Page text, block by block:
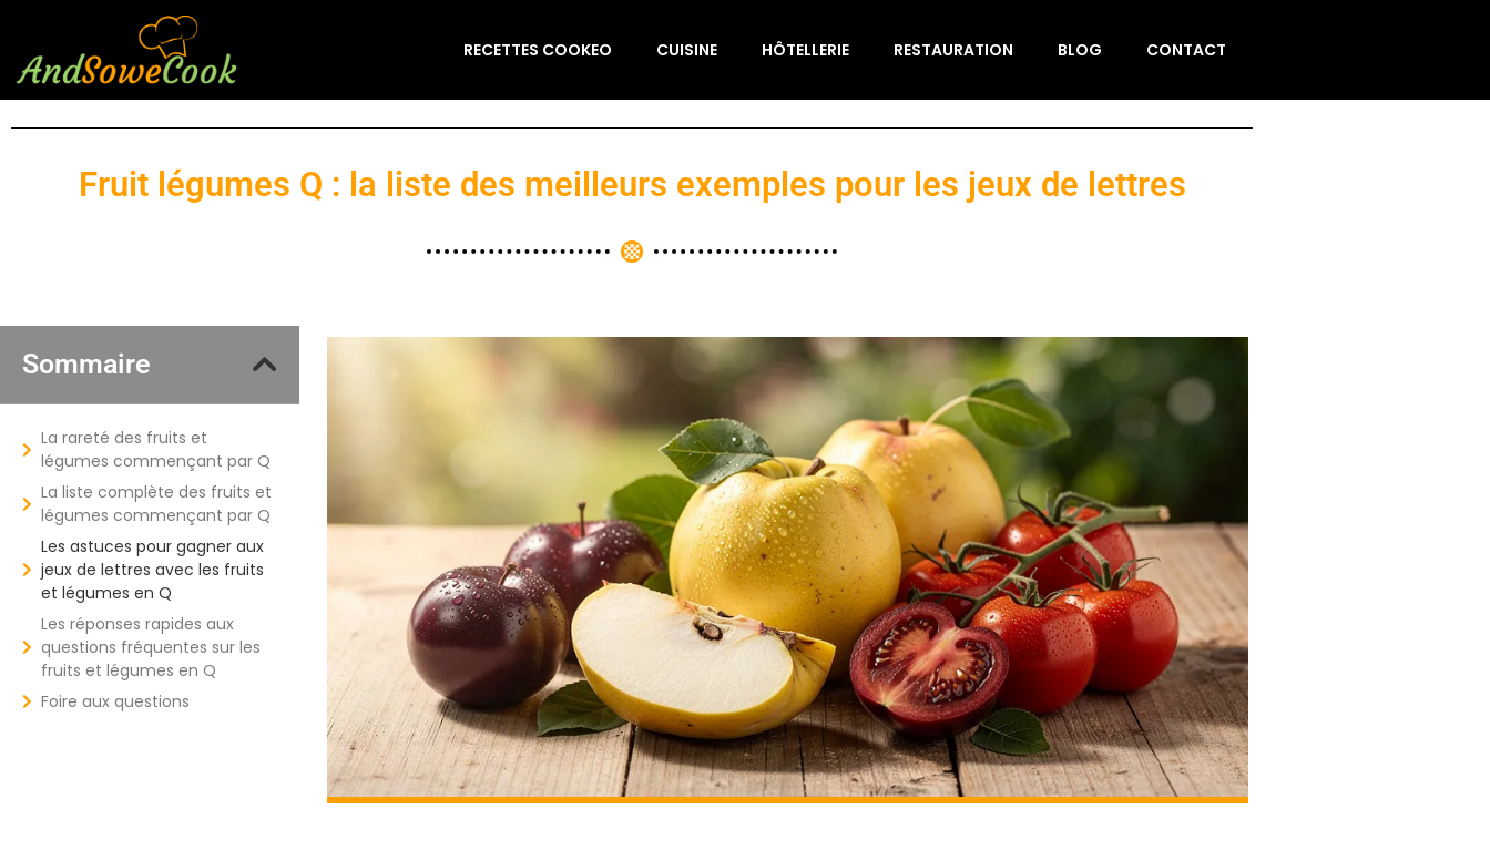
RECETTES COOKEO CUISINE HÔTELLERIE RESTAURATION BLOG CONTACT
Fruit légumes Q : la liste des meilleurs exemples pour les jeux de lettres
Sommaire
La rareté des fruits et
légumes commençant par Q
La liste complète des fruits et
légumes commençant par Q
Les astuces pour gagner aux
jeux de lettres avec les fruits
et légumes en Q
Les réponses rapides aux
questions fréquentes sur les
fruits et légumes en Q
Foire aux questions